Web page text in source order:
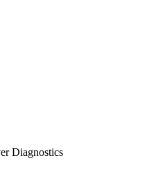
Diagnostics